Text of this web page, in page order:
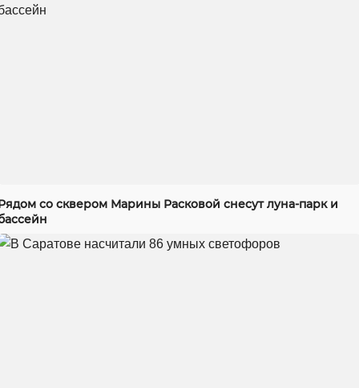
со сквером Марины Расковой снесут луна-парк и